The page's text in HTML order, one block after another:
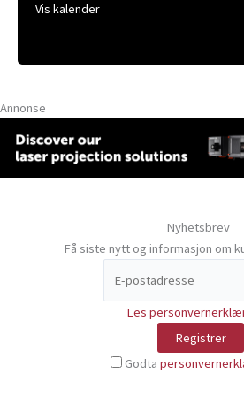
Vis kalender
Annonse
Nyhetsbrev
Få siste nytt og informasjon om
Les
Godta